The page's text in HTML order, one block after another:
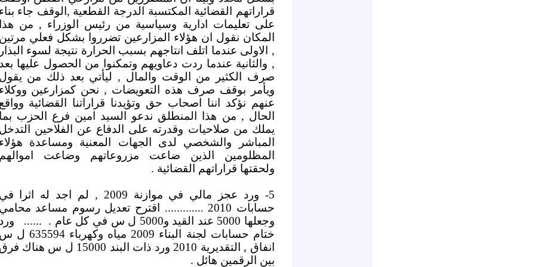
قراراتهم القضائية المكتسبة الدرجة القطعية ,الوقف جاء
على تعليمات ادارية وسياسية من رئيس الوزراء , من
المكان نقول ان هؤلاء المزارعين تضرروا بشكل فعلي
, الاولى عندما اتلف انتاجهم بسبب الحرارة نتيجة لسوء
, والثانية عندما ردت دعاويهم وتمكنوا من الحصول عليها
صرف الكثير من الوقت والمال , ليأتي بعد ذلك من
ويأمر بوقف صرف هذه التعويضات , نحن كمزارعين
عنهم نؤكد اننا اصحاب حق وتؤيدنا قراراتنا القضائية
الحال , من هذا المنطلق ندعو السيد امين فرع الحزب
يملك من صلاحيات وقدرته على الدفاع عن الفلاحين
المباشر والشخصي لدى الجهات المعنية ومساعدة
المظلومين الذين ضاعت مزروعاتهم وضاعت
ولحقتها قراراتهم القضائية .
5- ورد عجز مالي في موازنة 2009 , لم اجد له اثرا
حسابات 2010 ............. اقترح تعديل رسوم مساعد
وجعلها 5000 عند القيد و5000 ل س في كل عام .
......
ختام حسابات لجنة البناء 2009 مياه وكهرباء
انفاق , التقديرية 2010 ورد ذات البند 15000 ل س هناك
بين الرقمين هائل .